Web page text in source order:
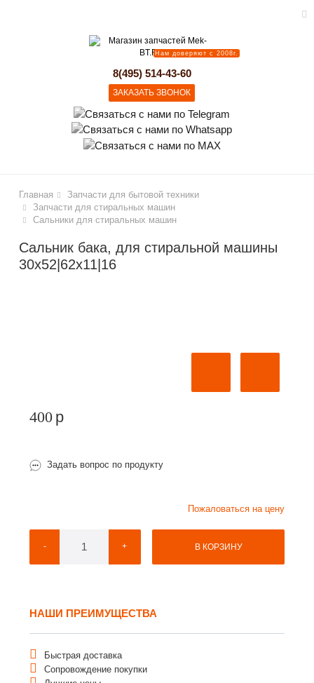
Нам доверяют с 2008г.
8(495) 514-43-60
ЗАКАЗАТЬ ЗВОНОК
Главная
Запчасти для бытовой техники
Запчасти для стиральных машин
Сальники для стиральных машин
Сальник бака, для стиральной машины
30х52|62х11|16
400 p
Задать вопрос по продукту
Пожаловаться на цену
- + В КОРЗИНУ
НАШИ ПРЕИМУЩЕСТВА
Быстрая доставка
Сопровождение покупки